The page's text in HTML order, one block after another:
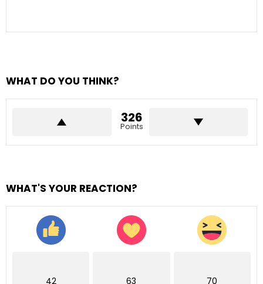
WHAT DO YOU THINK?
326
Points
WHAT'S YOUR REACTION?
42 63 70